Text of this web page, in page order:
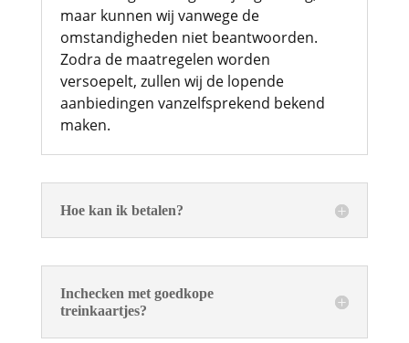
maar kunnen wij vanwege de
omstandigheden niet beantwoorden.
Zodra de maatregelen worden
versoepelt, zullen wij de lopende
aanbiedingen vanzelfsprekend bekend
maken.
Hoe kan ik betalen?
Inchecken met goedkope
treinkaartjes?